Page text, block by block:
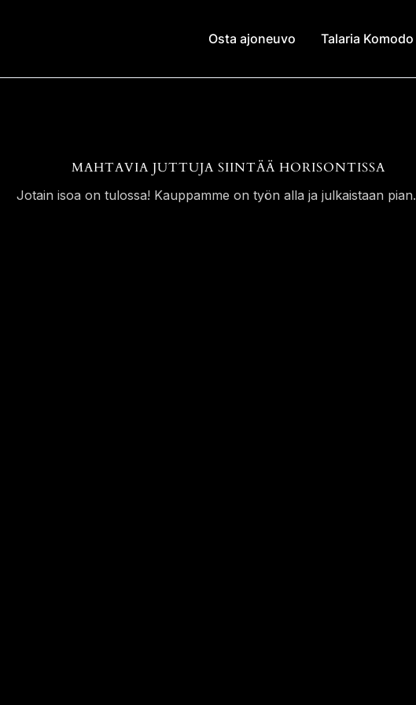
Osta ajoneuvo Talaria Komodo
MAHTAVIA JUTTUJA SIINTÄÄ HORISONTISSA
Jotain isoa on tulossa! Kauppamme on työn alla ja julkaistaan pian.